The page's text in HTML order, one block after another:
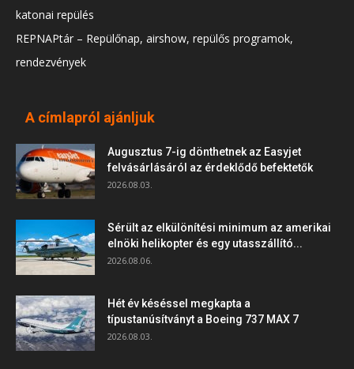
katonai repülés
REPNAPtár – Repülőnap, airshow, repülős programok,
rendezvények
A címlapról ajánljuk
Augusztus 7-ig dönthetnek az Easyjet
felvásárlásáról az érdeklődő befektetők
2026.08.03.
Sérült az elkülönítési minimum az amerikai
elnöki helikopter és egy utasszállító...
2026.08.06.
Hét év késéssel megkapta a
típustanúsítványt a Boeing 737 MAX 7
2026.08.03.